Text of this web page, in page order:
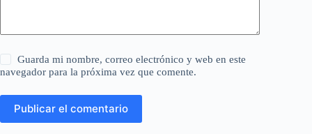
Guarda mi nombre, correo electrónico y web en este
navegador para la próxima vez que comente.
Publicar el comentario